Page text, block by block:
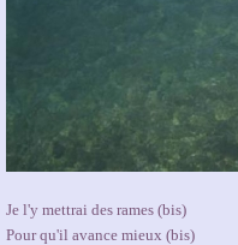
Je l'y mettrai des rames (bis)
Pour qu'il avance mieux (bis)